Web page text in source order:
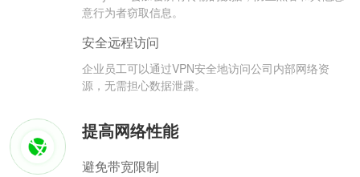
意行为者窃取信息。
安全远程访问
企业员工可以通过VPN安全地访问公司内部网络资
源，无需担心数据泄露。
提高网络性能
避免带宽限制